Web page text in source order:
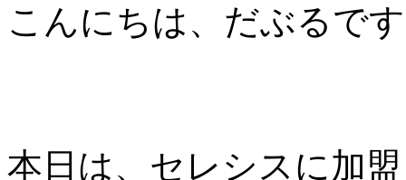
こんにちは、だぶるで
本日は、セレシスに加